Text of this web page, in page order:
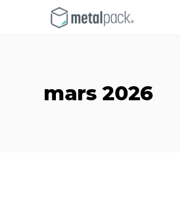
mars 2026